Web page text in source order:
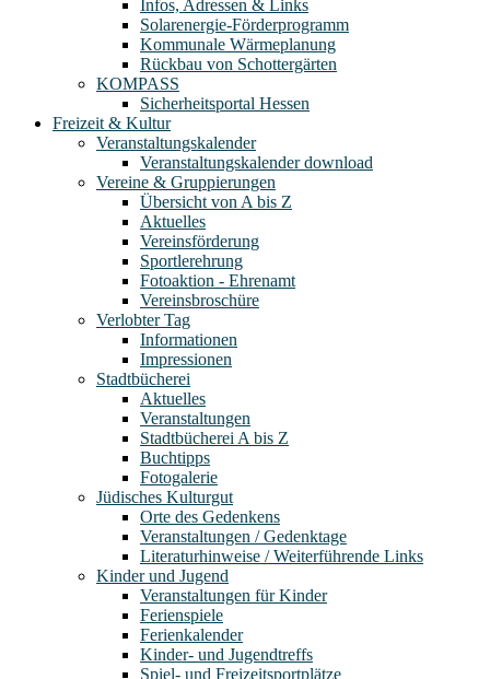
Infos, Adressen & Links
Solarenergie-Förderprogramm
Kommunale Wärmeplanung
Rückbau von Schottergärten
KOMPASS
Sicherheitsportal Hessen
Freizeit & Kultur
Veranstaltungskalender
Veranstaltungskalender download
Vereine & Gruppierungen
Übersicht von A bis Z
Aktuelles
Vereinsförderung
Sportlerehrung
Fotoaktion - Ehrenamt
Vereinsbroschüre
Verlobter Tag
Informationen
Impressionen
Stadtbücherei
Aktuelles
Veranstaltungen
Stadtbücherei A bis Z
Buchtipps
Fotogalerie
Jüdisches Kulturgut
Orte des Gedenkens
Veranstaltungen / Gedenktage
Literaturhinweise / Weiterführende Links
Kinder und Jugend
Veranstaltungen für Kinder
Ferienspiele
Ferienkalender
Kinder- und Jugendtreffs
Spiel- und Freizeitsportplätze